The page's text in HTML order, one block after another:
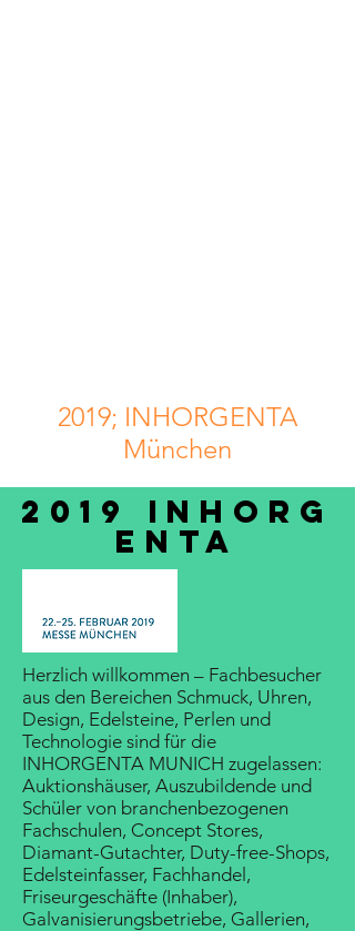
2019; INHORGENTA
München
2019 INHORG
ENTA
Herzlich willkommen – Fachbesucher
aus den Bereichen Schmuck, Uhren,
Design, Edelsteine, Perlen und
Technologie sind für die
INHORGENTA MUNICH zugelassen:
Auktionshäuser, Auszubildende und
Schüler von branchenbezogenen
Fachschulen, Concept Stores,
Diamant-Gutachter, Duty-free-Shops,
Edelsteinfasser, Fachhandel,
Friseurgeschäfte (Inhaber),
Galvanisierungsbetriebe, Gallerien,